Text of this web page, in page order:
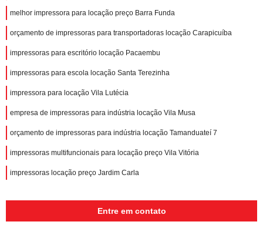
melhor impressora para locação preço Barra Funda
orçamento de impressoras para transportadoras locação Carapicuíba
impressoras para escritório locação Pacaembu
impressoras para escola locação Santa Terezinha
impressora para locação Vila Lutécia
empresa de impressoras para indústria locação Vila Musa
orçamento de impressoras para indústria locação Tamanduateí 7
impressoras multifuncionais para locação preço Vila Vitória
impressoras locação preço Jardim Carla
Entre em contato